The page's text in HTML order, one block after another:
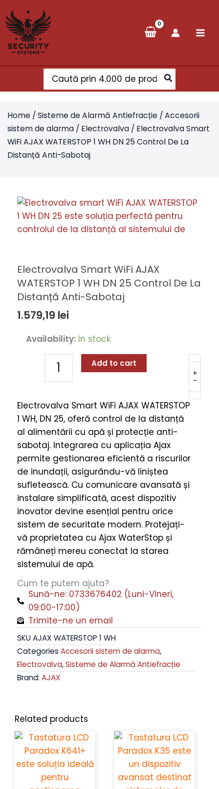
to
content
Search
for:
Home / Sisteme de Alarmă Antiefracție / Accesorii
sistem de alarma / Electrovalva / Electrovalva Smart
WiFi AJAX WATERSTOP 1 WH DN 25 Control De La
Distanță Anti-Sabotaj
Electrovalva Smart WiFi AJAX
WATERSTOP 1 WH DN 25 Control De La
Distanță Anti-Sabotaj
1.579,19 lei
Availability: In stock
-
Smart
WATERSTOP
WH
DN
25
Control
De
La
Distanță
Anti-
Sabotaj
quantity
+
Add to cart
Electrovalva Smart WiFi AJAX WATERSTOP
1 WH, DN 25, oferă control de la distanță
al alimentării cu apă și protecție anti-
sabotaj. Integrarea cu aplicația Ajax
permite gestionarea eficientă a riscurilor
de inundații, asigurându-vă liniștea
sufletească. Cu comunicare avansată și
instalare simplificată, acest dispozitiv
inovator devine esențial pentru orice
sistem de securitate modern. Protejați-
vă proprietatea cu Ajax WaterStop și
rămâneți mereu conectat la starea
sistemului de apă.
Cum te putem ajuta?
Sună-ne: 0733676402 (Luni-Vineri,
09:00-17:00)
Trimite-ne un email
SKUAJAX WATERSTOP 1 WH
Categories Accesorii sistem de alarma,
Electrovalva,Sisteme de Alarmă Antiefracție
Brand: AJAX
Related products